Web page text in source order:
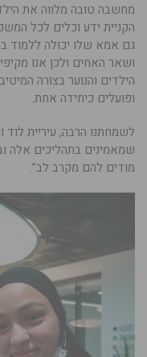
מחשבה טובה מלווה את
הקניית ידע וכלים לכל
גם אמא שלו יכולה ללמוד
ושאר האחים ולכן אנו
הילדים והנוער בצורה
ופועלים כיחידה אחת.
לשמחתנו הרבה, עיריית
שמאמינים בתהליכים אלה
מודים להם מקרב לב”.